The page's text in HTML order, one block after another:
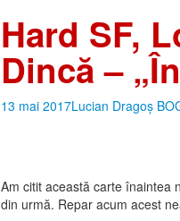
Hard SF,
Dincă –
13 mai 2017Lucian Dragoș
Am citit această carte înaintea
din urmă. Repar acum acest